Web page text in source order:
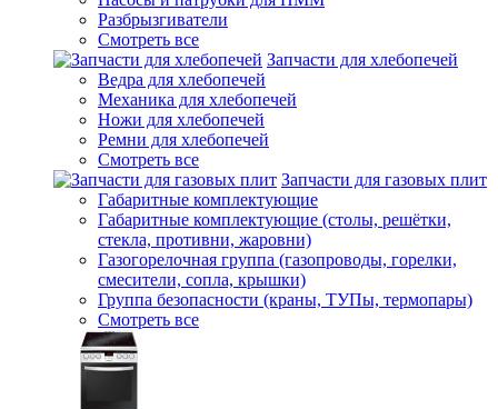
Разбрызгиватели
Смотреть все
Запчасти для хлебопечей
Ведра для хлебопечей
Механика для хлебопечей
Ножи для хлебопечей
Ремни для хлебопечей
Смотреть все
Запчасти для газовых плит
Габаритные комплектующие
Габаритные комплектующие (столы, решётки,
стекла, противни, жаровни)
Газогорелочная группа (газопроводы, горелки,
смесители, сопла, крышки)
Группа безопасности (краны, ТУПы, термопары)
Смотреть все